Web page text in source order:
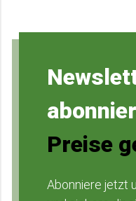
Preise
Abonniere jetzt